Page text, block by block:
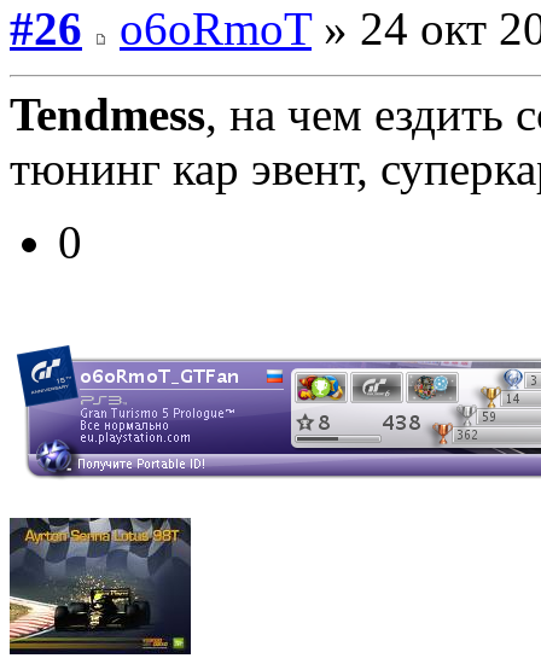
#26
o6oRmoT» 24 окт
Tendmess, на чем ездить
тюнинг кар эвент,
0